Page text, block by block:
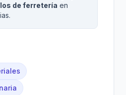
de ferretería en